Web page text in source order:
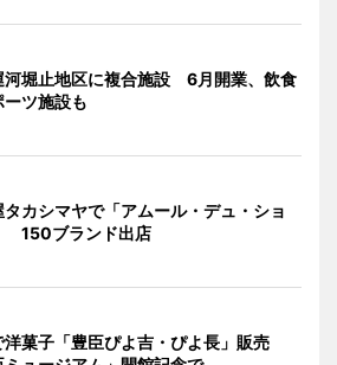
河堀止地区に複合施設 6月開業、飲食
ーツ施設も
タカシマヤで「アムール・デュ・ショ
150ブランド出店
洋菓子「豊臣ぴよ吉・ぴよ長」販売